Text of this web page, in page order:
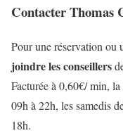
Contacter Thomas
Pour une réservation ou
joindre les conseillers
Facturée à 0,60€/ min,
09h à 22h, les samedis
18h.